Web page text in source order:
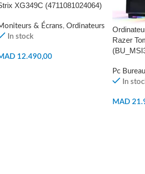
XG349C (4711081024064)
& Écrans, Ordinateurs
In stock
12.490,00
Razer
Pc
In
MAD